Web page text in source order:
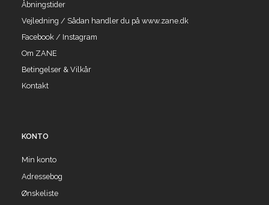
Åbningstider
Vejledning / Sådan handler du på www.zane.dk
Facebook / Instagram
Om ZANE
Betingelser & Vilkår
Kontakt
KONTO
Min konto
Adressebog
Ønskeliste